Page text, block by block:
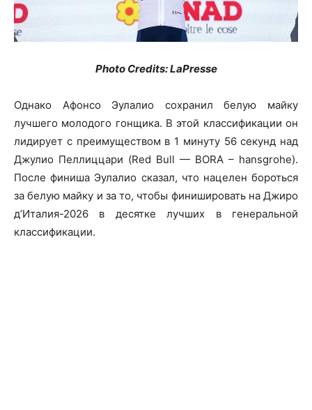
Photo Credits: LaPresse
Однако Афонсо Эулалио сохранил белую майку
лучшего молодого гонщика. В этой классификации он
лидирует с преимуществом в 1 минуту 56 секунд над
Джулио Пеллиццари (Red Bull — BORA – hansgrohe).
После финиша Эулалио сказал, что нацелен бороться
за белую майку и за то, чтобы финишировать на Джиро
д’Италия-2026 в десятке лучших в генеральной
классификации.